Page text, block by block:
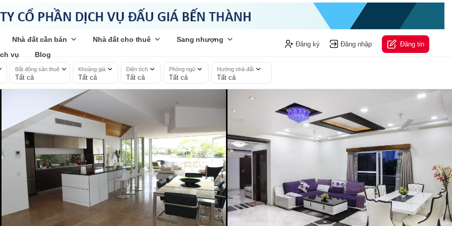
Nhà đất cần bán Nhà đất cho thuê
Sang nhượng
vụ
Blog
Đăng ký Đăng nhập Đăng tin
Bất động sản thuê
Tất cả
Khoảng giá
Tất cả
Diện tích
Tất cả
Phòng ngủ
Tất cả
Hướng nhà đất
Tất cả